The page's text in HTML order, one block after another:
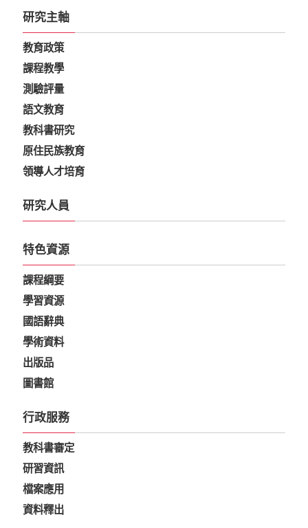
研究主軸
教育政策
課程教學
測驗評量
語文教育
教科書研究
原住民族教育
領導人才培育
研究人員
特色資源
課程綱要
學習資源
國語辭典
學術資料
出版品
圖書館
行政服務
教科書審定
研習資訊
檔案應用
資料釋出